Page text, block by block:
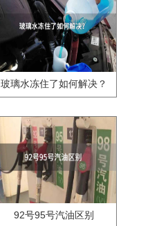
玻璃水冻住了如何解决？
92号95号汽油区别